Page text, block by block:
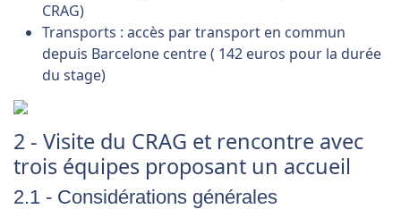
CRAG)
Transports : accès par transport en commun
depuis Barcelone centre ( 142 euros pour la durée
du stage)
2 - Visite du CRAG et rencontre avec
trois équipes proposant un accueil
2.1 - Considérations générales